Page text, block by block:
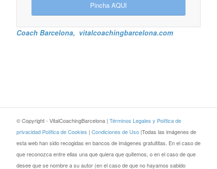
Pincha AQUI
Coach Barcelona, vitalcoachingbarcelona.com
© Copyright - VitalCoachingBarcelona | Términos Legales y Política de
privacidad Política de Cookies | Condiciones de Uso |Todas las imágenes de
esta web han sido recogidas en bancos de imágenes gratuititas. En el caso de
que reconozca entre ellas una que quiera que quitemos, o en el caso de que
desee que se nombre a su autor (en el caso de que no hayamos sabido